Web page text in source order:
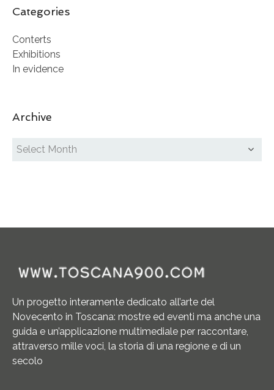
Categories
Conterts
Exhibitions
In evidence
Archive
Un progetto interamente dedicato all’arte del
Novecento in Toscana: mostre ed eventi ma anche una
guida e un’applicazione multimediale per raccontare,
attraverso mille voci, la storia di una regione e di un
secolo